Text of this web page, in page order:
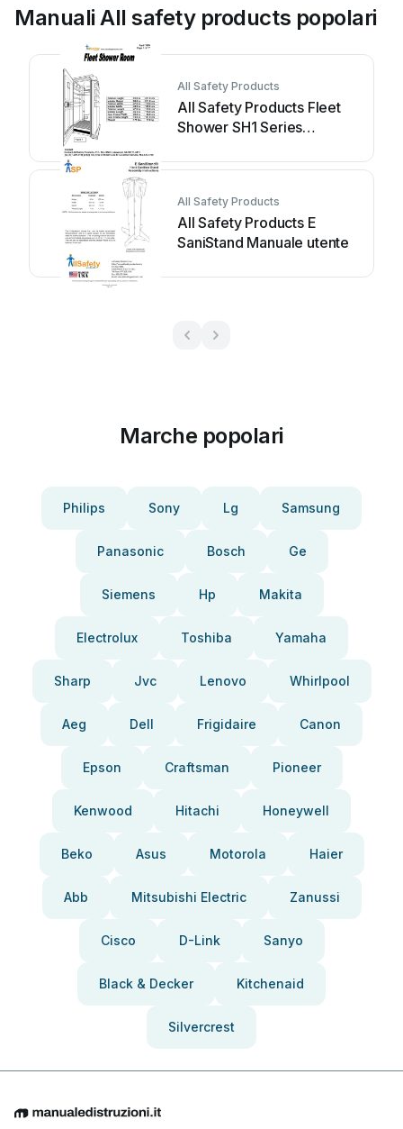
Manuali All safety products popolari
All Safety Products
All Safety Products Fleet
Shower SH1 Series
All Safety Products
All Safety Products E
SaniStand Manuale utente
Marche popolari
Philips Sony Lg Samsung
Panasonic Bosch Ge
Siemens Hp Makita
Electrolux Toshiba Yamaha
Sharp Jvc Lenovo Whirlpool
Aeg Dell Frigidaire Canon
Epson Craftsman Pioneer
Kenwood Hitachi Honeywell
Beko Asus Motorola Haier
Abb Mitsubishi Electric Zanussi
Cisco D-Link Sanyo
Black & Decker Kitchenaid
Silvercrest